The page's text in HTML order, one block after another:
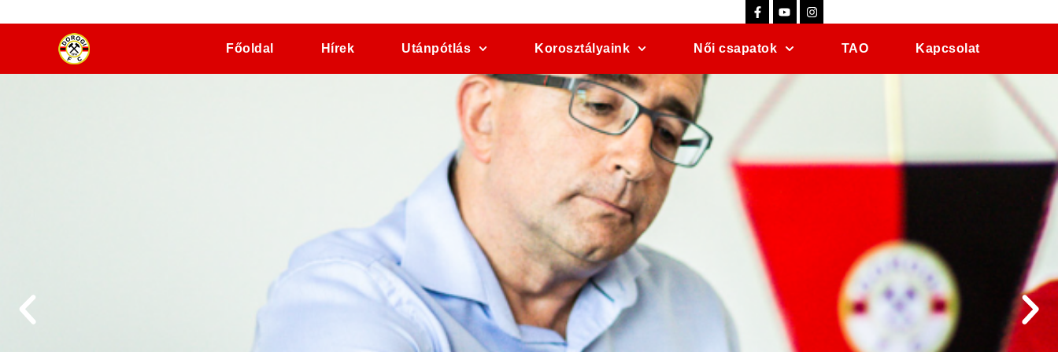
Főoldal Hírek Utánpótlás Korosztályaink Női csapatok TAO Kapcsolat